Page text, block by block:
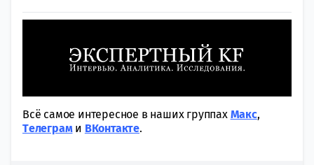
Всё самое интересное в наших группах Макс,
Tелеграми ВКонтакте.